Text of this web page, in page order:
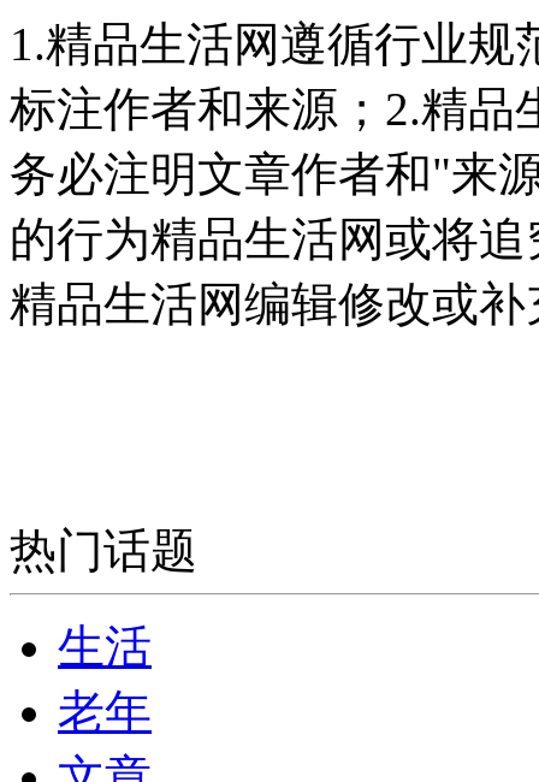
1.精品生活网遵循行业
标注作者和来源；2.精品
务必注明文章作者和"来
的行为精品生活网或将
精品生活网编辑修改或补
热门话题
生活
老年